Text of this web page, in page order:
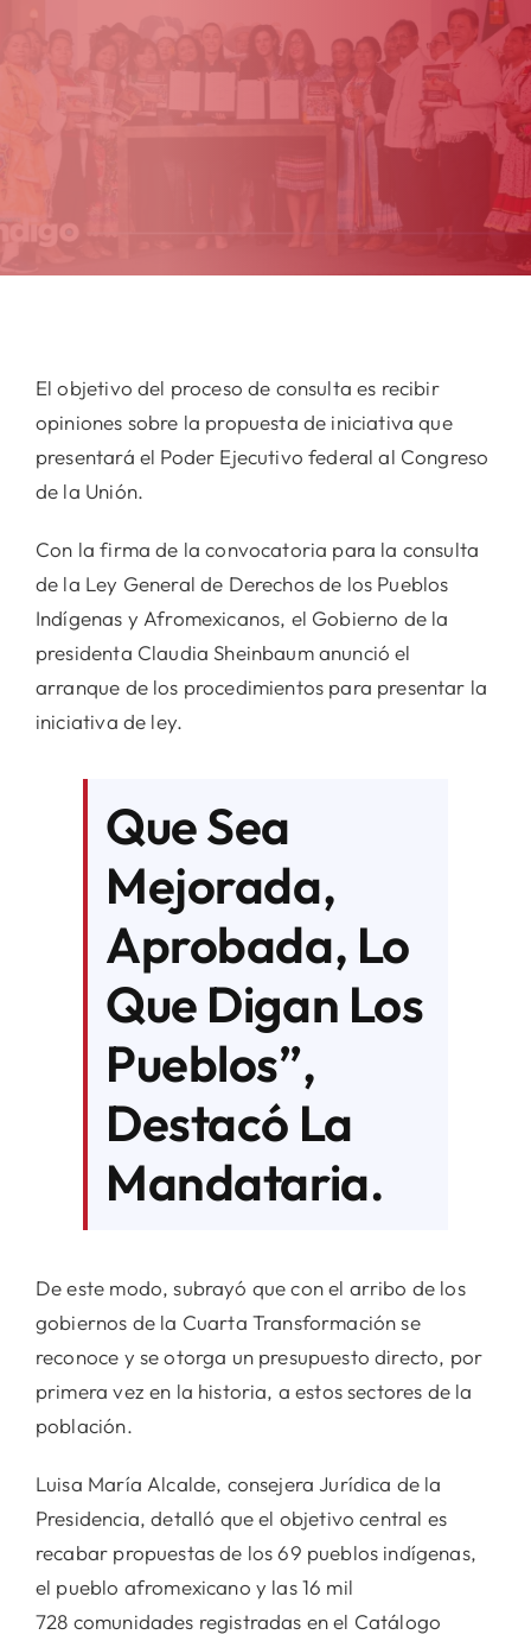
El objetivo del proceso de consulta es recibir
opiniones sobre la propuesta de iniciativa que
presentará el Poder Ejecutivo federal al Congreso
de la Unión.
Con la firma de la convocatoria para la consulta
de la Ley General de Derechos de los Pueblos
Indígenas y Afromexicanos, el Gobierno de la
presidenta Claudia Sheinbaum anunció el
arranque de los procedimientos para presentar la
iniciativa de ley.
Que Sea
Mejorada,
Aprobada, Lo
Que Digan Los
Pueblos”,
Destacó La
Mandataria.
De este modo, subrayó que con el arribo de los
gobiernos de la Cuarta Transformación se
reconoce y se otorga un presupuesto directo, por
primera vez en la historia, a estos sectores de la
población.
Luisa María Alcalde, consejera Jurídica de la
Presidencia, detalló que el objetivo central es
recabar propuestas de los 69 pueblos indígenas,
el pueblo afromexicano y las 16 mil
728 comunidades registradas en el Catálogo